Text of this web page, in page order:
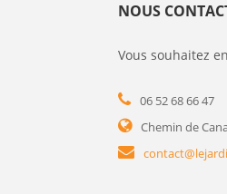
NOUS
Vous souhaitez
06 52 68 66 47
Chemin de